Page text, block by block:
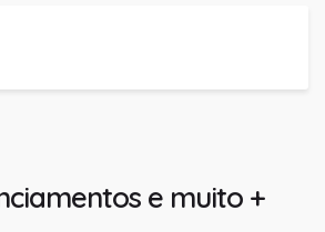
e muito +